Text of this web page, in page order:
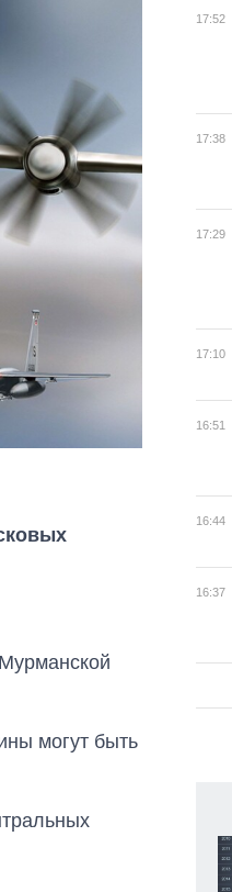
могут быть
17:52
17:38
17:29
17:10
16:51
16:44
16:37